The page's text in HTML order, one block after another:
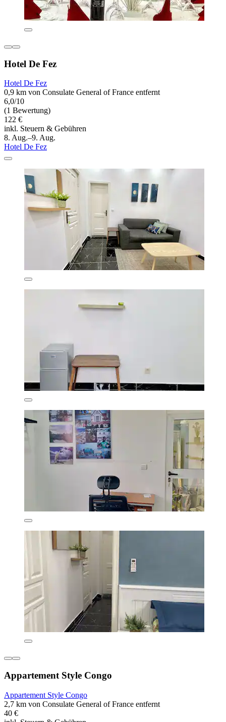
Hotel De Fez
Hotel De Fez
0,9 km von Consulate General of France entfernt
6,0/10
(1 Bewertung)
122 €
inkl. Steuern & Gebühren
8. Aug.–9. Aug.
Hotel De Fez
Appartement Style Congo
Appartement Style Congo
2,7 km von Consulate General of France entfernt
40 €